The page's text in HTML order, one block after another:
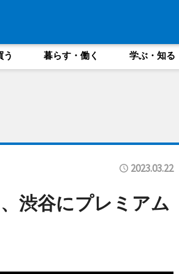
う 暮らす・働く 学ぶ・知る
2023.03.22
渋谷にプレミアム